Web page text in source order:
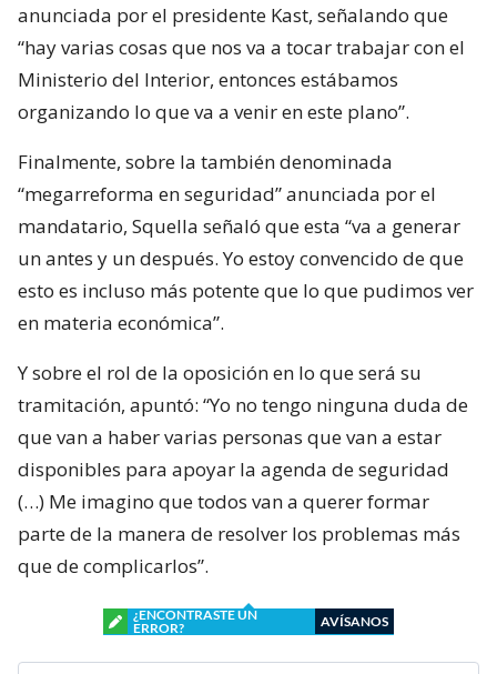
anunciada por el presidente Kast, señalando que
“hay varias cosas que nos va a tocar trabajar con el
Ministerio del Interior, entonces estábamos
organizando lo que va a venir en este plano”.
Finalmente, sobre la también denominada
“megarreforma en seguridad” anunciada por el
mandatario, Squella señaló que esta “va a generar
un antes y un después. Yo estoy convencido de que
esto es incluso más potente que lo que pudimos ver
en materia económica”.
Y sobre el rol de la oposición en lo que será su
tramitación, apuntó: “Yo no tengo ninguna duda de
que van a haber varias personas que van a estar
disponibles para apoyar la agenda de seguridad
(…) Me imagino que todos van a querer formar
parte de la manera de resolver los problemas más
que de complicarlos”.
¿ENCONTRASTE UN
ERROR?
AVÍSANOS